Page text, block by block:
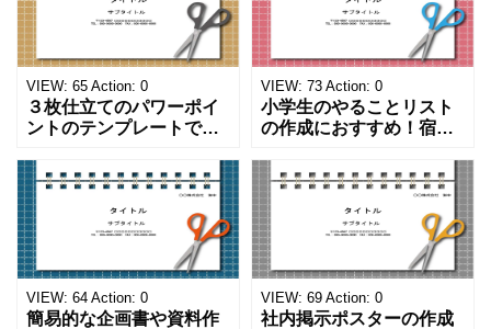
VIEW: 65 Action: 0
３枚仕立てのパワーポイ
ントのテンプレートで
ペンのワンポイントイラ
ストが描かれています。
ご案内やお知らせなど簡
単な資料を時短で作成で
きる便利なフォーマット
になります。 文房具好き
の方、掲示ポスターを作
成をされたい方におす
VIEW: 73 Action: 0
小学生のやることリスト
の作成におすすめ！宿題
事をまとめたい時のフォ
ーマットにおすすめしま
す。 ノートタイプのフォ
ーマットで文字入れをし
やすく、壁に貼ってもか
わいいデザインです。お
子さんが見てもテンショ
ンが上がるテンプレ
VIEW: 64 Action: 0
簡易的な企画書や資料作
VIEW: 69 Action: 0
社内掲示ポスターの作成